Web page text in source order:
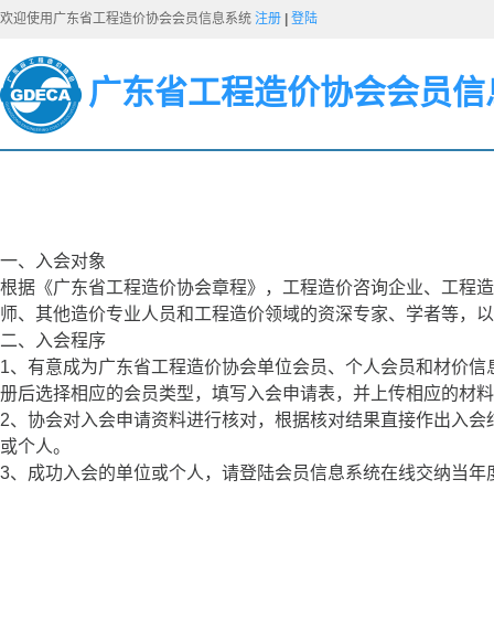
欢迎使用广东省工程造价协会会员信息系统 注册 登陆
广东省工程造价协会会员
一、入会对象
根据《广东省工程造价协会章程》，工程造价咨询企业、工程
师、其他造价专业人员和工程造价领域的资深专家、学者等，
二、入会程序
1、有意成为广东省工程造价协会单位会员、个人会员和材价
册后选择相应的会员类型，填写入会申请表，并上传相应的材
2、协会对入会申请资料进行核对，根据核对结果直接作出入
或个人。
3、成功入会的单位或个人，请登陆会员信息系统在线交纳当